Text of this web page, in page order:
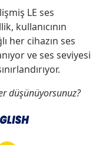
LE ses
kullanıcının
her cihazın ses
ve ses seviyesi
düşünüyorsunuz?